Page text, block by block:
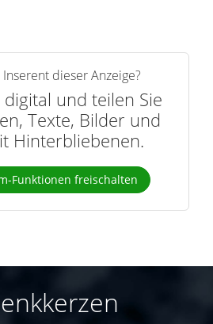
dieser Anzeige?
und teilen Sie
Texte, Bilder und
Hinterbliebenen.
Funktionen freischalten